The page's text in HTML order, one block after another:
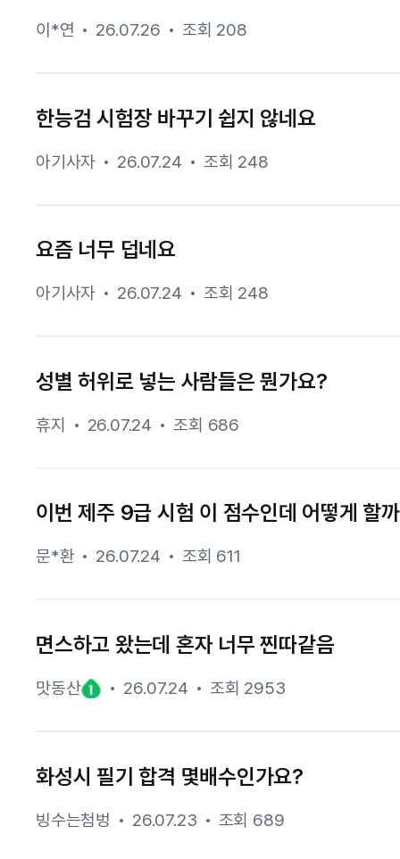
이*연 26.07.26 조회 208
한능검 시험장 바꾸기 쉽지 않네요
아기사자 26.07.24 조회 248
요즘 너무 덥네요
아기사자 26.07.24 조회 248
성별 허위로 넣는 사람들은 뭔가요?
휴지 26.07.24 조회 686
이번 제주 9급 시험 이 점수인데 어떻게 할
문*환 26.07.24 조회 611
면스하고 왔는데 혼자 너무 찐따같음
맛동산 26.07.24 조회 2953
화성시 필기 합격 몇배수인가요?
빙수는첨벙 26.07.23 조회 689